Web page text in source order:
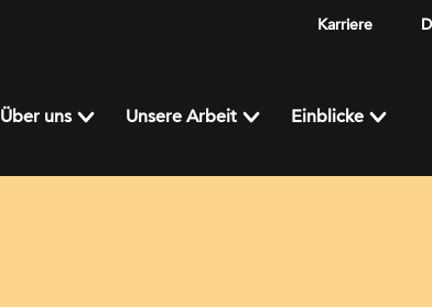
Karriere
Über uns Unsere Arbeit Einblicke